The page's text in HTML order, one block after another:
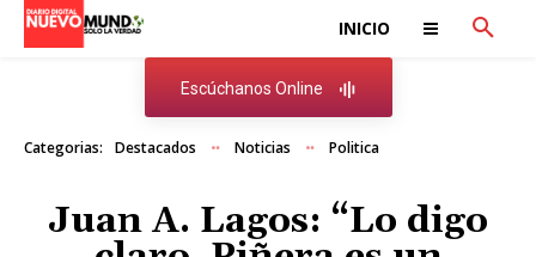
INICIO
Escúchanos Online
Categorias: Destacados Noticias Politica
Juan A. Lagos: “Lo digo